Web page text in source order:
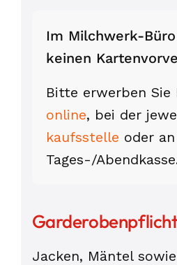
Im Milchwerk-
keinen
Bitte erwerben Sie
online, bei der
kaufs­stelle oder
Tages-/
Jacken, Mäntel